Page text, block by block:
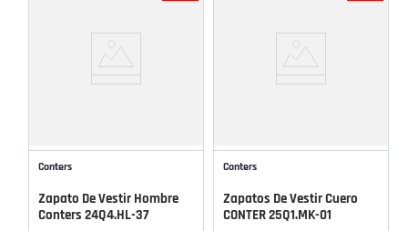
Conters
Zapato De Vestir Hombre
Conters 24Q4.HL-37
Conters
Zapatos De Vestir Cuero
CONTER 25Q1.MK-01